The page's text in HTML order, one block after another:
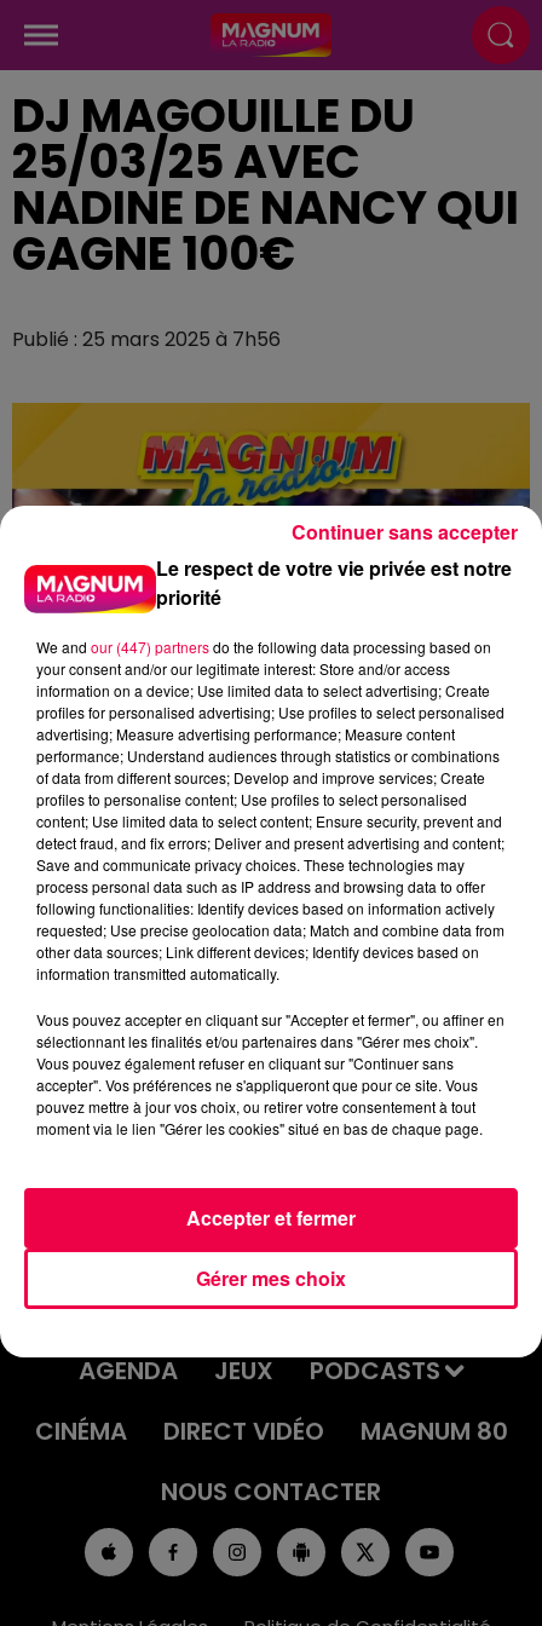
DJ MAGOUILLE DU
25/03/25 AVEC
NADINE DE NANCY QUI
GAGNE 100€
Publié : 25 mars 2025 à 7h56
podcasts/2025/03/DJMAG250325.mp3
DJ MAGOUILLE DU 25/03/25 AVEC
NADINE DE NANCY QUI GAGNE 100€
ACCUEIL INFOS
EMISSIONS
AGENDA
JEUX
PODCASTS
CINÉMA
DIRECT VIDÉO
MAGNUM 80
NOUS CONTACTER
Le respect de votre vie privée est notre
priorité
We and our (447) partnersdo the following data processing based on
your consent and/or our legitimate interest: Store and/or access
information on a device; Use limited data to select advertising; Create
profiles for personalised advertising; Use profiles to select personalised
advertising; Measure advertising performance; Measure content
performance; Understand audiences through statistics or combinations
of data from different sources; Develop and improve services; Create
profiles to personalise content; Use profiles to select personalised
content; Use limited data to select content; Ensure security, prevent and
detect fraud, and fix errors; Deliver and present advertising and content;
Save and communicate privacy choices. These technologies may
process personal data such as IP address and browsing data to offer
following functionalities: Identify devices based on information actively
requested; Use precise geolocation data; Match and combine data from
other data sources; Link different devices; Identify devices based on
information transmitted automatically.
Vous pouvez accepter en cliquant sur "Accepter et fermer", ou affiner en
sélectionnant les finalités et/ou partenaires dans "Gérer mes choix".
Vous pouvez également refuser en cliquant sur "Continuer sans
accepter". Vos préférences ne s'appliqueront que pour ce site. Vous
pouvez mettre à jour vos choix, ou retirer votre consentement à tout
moment via le lien "Gérer les cookies" situé en bas de chaque page.
Gérer mes choix
Accepter et fermer
Continuer sans accepter